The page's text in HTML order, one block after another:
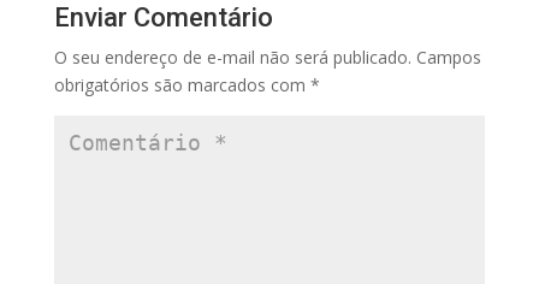
Enviar Comentário
O seu endereço de e-mail não será publicado. Campos
obrigatórios são marcados com *